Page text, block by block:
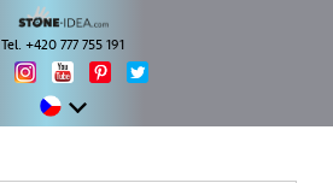
Tel. +420 777 755 191